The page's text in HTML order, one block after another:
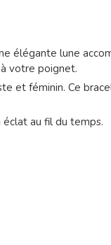
élégante lune
votre poignet.
et féminin. Ce
éclat au fil du temps.